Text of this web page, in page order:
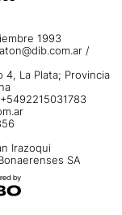
1993
/
4, La Plata; Provincia
Irazoqui
SA